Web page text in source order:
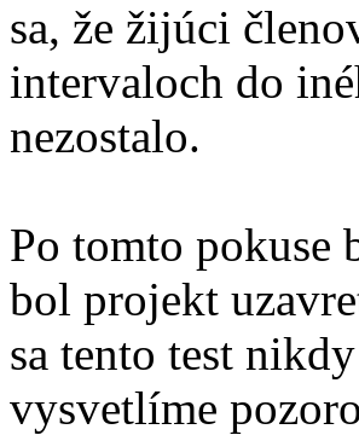
sa, že žijúci
intervaloch do
nezostalo.
Po tomto pokuse
bol projekt
sa tento test
vysvetlíme